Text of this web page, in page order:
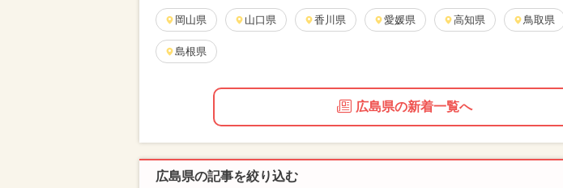
岡山県 山口県 香川県 愛媛県 高知県 鳥取県
島根県
広島県の新着一覧へ
広島県の記事を絞り込む